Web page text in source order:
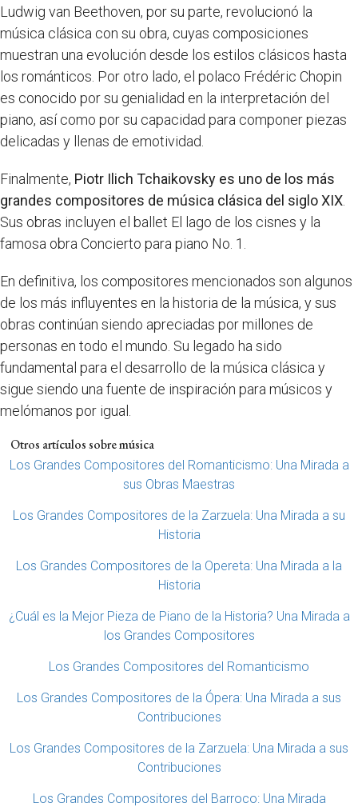
Ludwig van Beethoven, por su parte, revolucionó la
música clásica con su obra, cuyas composiciones
muestran una evolución desde los estilos clásicos hasta
los románticos. Por otro lado, el polaco Frédéric Chopin
es conocido por su genialidad en la interpretación del
piano, así como por su capacidad para componer piezas
delicadas y llenas de emotividad.
Finalmente, Piotr Ilich Tchaikovsky es uno de los más
grandes compositores de música clásica del siglo XIX
Sus obras incluyen el ballet El lago de los cisnes y la
famosa obra Concierto para piano No. 1.
En definitiva, los compositores mencionados son algunos
de los más influyentes en la historia de la música, y sus
obras continúan siendo apreciadas por millones de
personas en todo el mundo. Su legado ha sido
fundamental para el desarrollo de la música clásica y
sigue siendo una fuente de inspiración para músicos y
melómanos por igual.
Otros artículos sobre música
Los Grandes Compositores del Romanticismo: Una Mirada a
sus Obras Maestras
Los Grandes Compositores de la Zarzuela: Una Mirada a su
Historia
Los Grandes Compositores de la Opereta: Una Mirada a la
Historia
¿Cuál es la Mejor Pieza de Piano de la Historia? Una Mirada a
los Grandes Compositores
Los Grandes Compositores del Romanticismo
Los Grandes Compositores de la Ópera: Una Mirada a sus
Contribuciones
Los Grandes Compositores de la Zarzuela: Una Mirada a sus
Contribuciones
Los Grandes Compositores del Barroco: Una Mirada